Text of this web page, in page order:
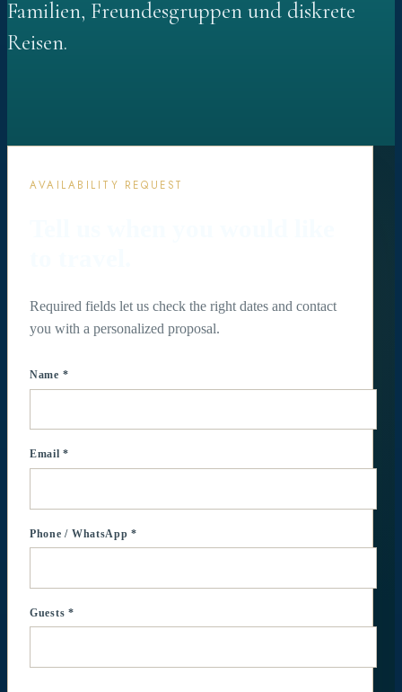
Familien, Freundesgruppen und diskrete
Reisen.
AVAILABILITY REQUEST
Required fields let us check the right dates and contact
you with a personalized proposal.
Name *
Email *
Phone / WhatsApp *
Guests *